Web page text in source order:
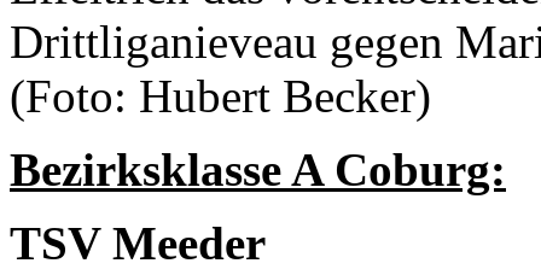
Drittliganieveau gegen
(Foto: Hubert Becker)
Bezirksklasse A Coburg:
TSV Meeder –